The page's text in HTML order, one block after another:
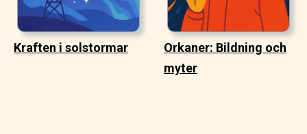
Kraften i solstormar
Orkaner: Bildning och
myter